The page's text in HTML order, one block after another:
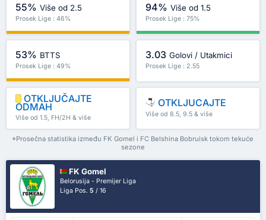
55% Više od 2.5
Prosek Lige : 46%
94% Više od 1.5
Prosek Lige : 75%
53% BTTS
Prosek Lige : 49%
3.03 Golovi / Utakmici
Prosek Lige : 2.55
OTKLJUČAJTE
ODMAH
Više od 1.5, FH/2H & više
OTKLJUCAJTE
Više od 8.5, 9.5 & više
*Prosečna statistika između FK Gomel i FC Belshina Bobruisk tokom tekuće
sezone
FK Gomel
Belorusija - Premijer Liga
Liga Pos.5 / 16